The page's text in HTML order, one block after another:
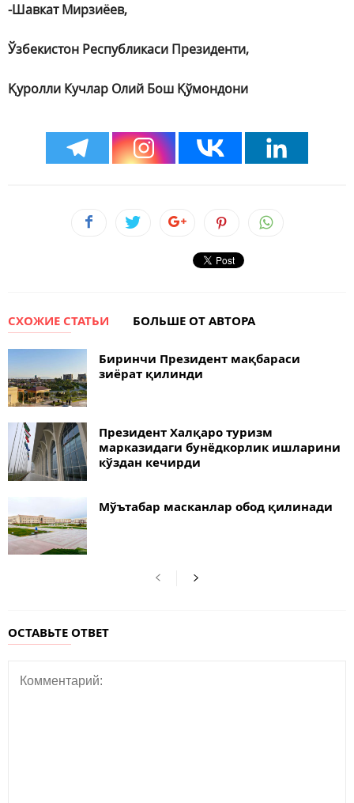
-Шавкат Мирзиёев,
Ўзбекистон Республикаси Президенти,
Қуролли Кучлар Олий Бош Қўмондони
СХОЖИЕ СТАТЬИ БОЛЬШЕ ОТ АВТОРА
Биринчи Президент мақбараси
зиёрат қилинди
Президент Халқаро туризм
марказидаги бунёдкорлик ишларини
кўздан кечирди
Мўътабар масканлар обод қилинади
ОСТАВЬТЕ ОТВЕТ